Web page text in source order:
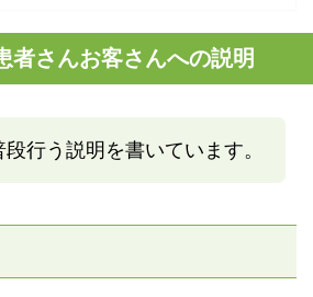
者さんお客さんへの説明
行う説明を書いています。